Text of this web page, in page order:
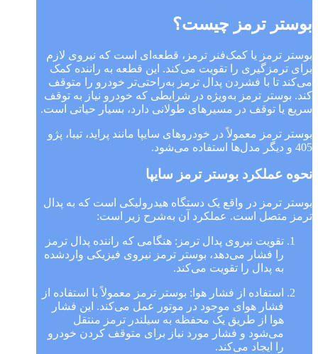
بوستر ترمز چیست؟
بوستر ترمز یا کمک‌فنر ترمز، قطعه‌ای است که نیروی لازم
برای ترمزگیری را تقویت می‌کند. این قطعه به راننده کمک
می‌کند تا با فشردن پدال ترمز به‌راحتی‌تر خودرو را متوقف
کند. بوستر ترمز به‌ویژه در شرایطی که خودرو نیاز به توقف
سریع یا توقف در مسیرهای طولانی دارد، بسیار حیاتی است.
بوستر ترمز معمولاً در خودروهای سایپا مانند پراید، تیبا، پژو
405 و دیگر مدل‌ها استفاده می‌شود.
نحوه عملکرد بوستر ترمز سایپا
بوستر ترمز در واقع یک دستگاه هیدرولیکی است که به پدال
ترمز متصل است. عملکرد آن به‌شرح زیر است:
تقویت نیروی پدال ترمز: هنگامی که راننده پدال ترمز
را فشار می‌دهد، بوستر ترمز نیروی فیزیکی واردشده
به پدال را تقویت می‌کند.
استفاده از فشار هوا: بوستر ترمز معمولاً با استفاده از
فشار هوای موجود در موتور عمل می‌کند. این فشار
هوا از طریق یک محفظه به سیلندر ترمز منتقل
می‌شود و فشار مورد نیاز برای متوقف کردن خودرو
را ایجاد می‌کند.